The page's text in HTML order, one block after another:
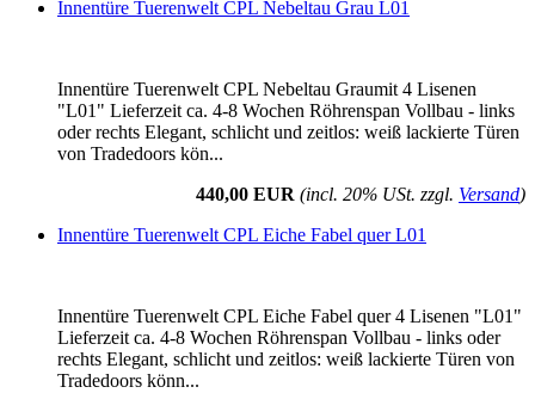
Innentüre Tuerenwelt CPL Nebeltau Grau L01
Innentüre Tuerenwelt CPL Nebeltau Graumit 4 Lisenen
"L01" Lieferzeit ca. 4-8 Wochen Röhrenspan Vollbau - links
oder rechts Elegant, schlicht und zeitlos: weiß lackierte Türen
von Tradedoors kön...
440,00 EUR (incl. 20% USt. zzgl. Versand)
Innentüre Tuerenwelt CPL Eiche Fabel quer L01
Innentüre Tuerenwelt CPL Eiche Fabel quer 4 Lisenen "L01"
Lieferzeit ca. 4-8 Wochen Röhrenspan Vollbau - links oder
rechts Elegant, schlicht und zeitlos: weiß lackierte Türen von
Tradedoors könn...